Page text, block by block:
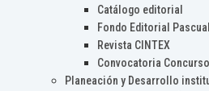
Catálogo editorial
Fondo Editorial
Revista CINTEX
Convocatoria
Planeación y Desarrollo